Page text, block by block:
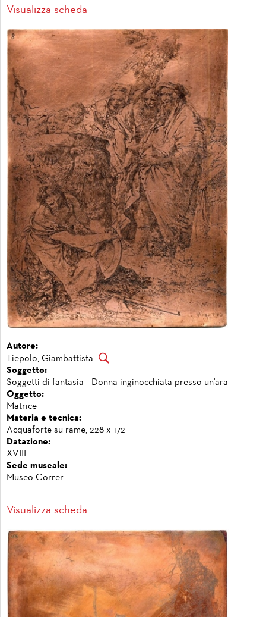
Visualizza scheda
Autore:
Tiepolo, Giambattista
Soggetto:
Soggetti di fantasia - Donna inginocchiata presso un'ara
Oggetto:
Matrice
Materia e tecnica:
Acquaforte su rame, 228 x 172
Datazione:
XVIII
Sede museale:
Museo Correr
Visualizza scheda